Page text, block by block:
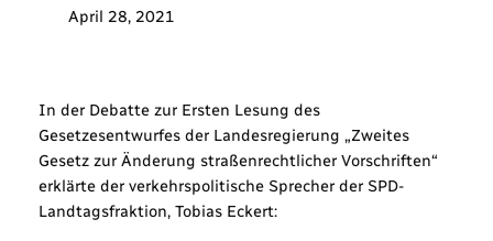
April 28, 2021
In der Debatte zur Ersten Lesung des
Gesetzesentwurfes der Landesregierung „Zweites
Gesetz zur Änderung straßenrechtlicher Vorschriften“
erklärte der verkehrspolitische Sprecher der SPD-
Landtagsfraktion, Tobias Eckert: